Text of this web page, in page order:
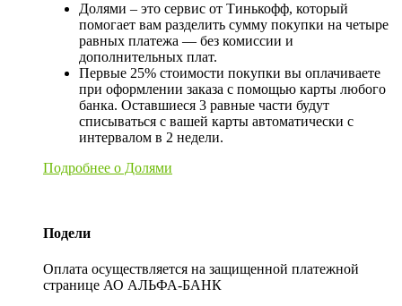
Долями – это сервис от Тинькофф, который
помогает вам разделить сумму покупки на четыре
равных платежа — без комиссии и
дополнительных плат.
Первые 25% стоимости покупки вы оплачиваете
при оформлении заказа с помощью карты любого
банка. Оставшиеся 3 равные части будут
списываться с вашей карты автоматически с
интервалом в 2 недели.
Подробнее о Долями
Подели
Оплата осуществляется на защищенной платежной
странице АО АЛЬФА-БАНК